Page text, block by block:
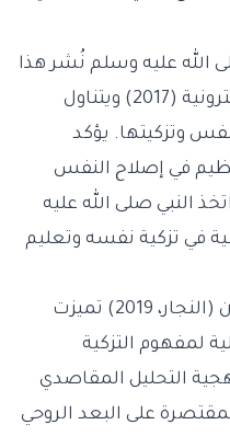
الله عليه وسلم نُشر هذا
المقال على شبكة الألوكة الإلكترونية (2017) ويتناول
وتزكيتها. يؤكد
في إصلاح النفس
النبي صلى الله عليه
في تزكية نفسه وتعليم
مقاصد القرآن في تزكية الإنسان (النجار، 2019) تميزت
لمفهوم التزكية
التحليل المقاصدي
على البعد الروحي